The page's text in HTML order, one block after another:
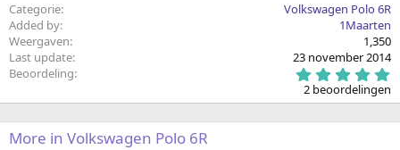
Categorie
Volkswagen Polo 6R
Added by
1Maarten
Weergaven
1,350
Last update
23 november 2014
Beoordeling
0
s
2 beoordelingen
More in Volkswagen Polo 6R